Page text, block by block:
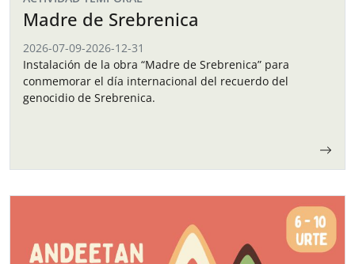
Madre de Srebrenica
2026-07-09-2026-12-31
Instalación de la obra “Madre de Srebrenica” para
conmemorar el día internacional del recuerdo del
genocidio de Srebrenica.